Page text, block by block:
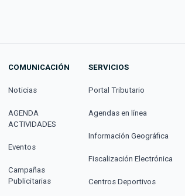
COMUNICACIÓN
Noticias
AGENDA
ACTIVIDADES
Eventos
Campañas
Publicitarias
SERVICIOS
Portal Tributario
Agendas en línea
Información Geográfica
Fiscalización Electrónica
Centros Deportivos